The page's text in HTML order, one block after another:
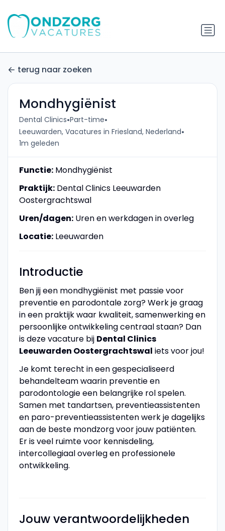
terug naar zoeken
Mondhygiënist
Dental Clinics•Part-time•
Leeuwarden, Vacatures in Friesland, Nederland•
1m geleden
Functie:Mondhygiënist
Praktijk:Dental Clinics Leeuwarden
Oostergrachtswal
Uren/dagen:Uren en werkdagen in overleg
Locatie:Leeuwarden
Introductie
Ben jij een mondhygiënist met passie voor
preventie en parodontale zorg? Werk je graag
in een praktijk waar kwaliteit, samenwerking en
persoonlijke ontwikkeling centraal staan? Dan
is deze vacature bij Dental Clinics
Leeuwarden Oostergrachtswal iets voor jou!
Je komt terecht in een gespecialiseerd
behandelteam waarin preventie en
parodontologie een belangrijke rol spelen.
Samen met tandartsen, preventieassistenten
en paro-preventieassistenten werk je dagelijks
aan de beste mondzorg voor jouw patiënten.
Er is veel ruimte voor kennisdeling,
intercollegiaal overleg en professionele
ontwikkeling.
Jouw verantwoordelijkheden